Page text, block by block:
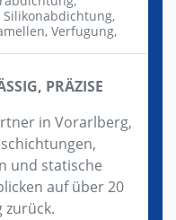
Silikonabdichtung,
Verfugung,
PRÄZISE
in Vorarlberg,
und statische
auf über 20
zurück.